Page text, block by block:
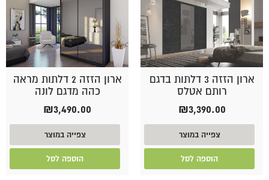
ארון הזזה 3 דלתות בדגם
רותם אטלס
₪3,390.00
צפייה במוצר
הוספה לסל
ארון הזזה 2 דלתות מראה
כהה מדגם לונה
₪3,490.00
צפייה במוצר
הוספה לסל